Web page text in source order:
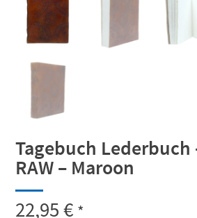
Tagebuch Lederbuch
RAW – Maroon
22,95€ *